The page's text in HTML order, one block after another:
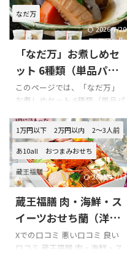
なだ万
2026/7/20
「なだ万」お煮しめセ
ット 6種類（単品パッ
ク・冷蔵）の口コミを
まとめてみました!!!
このページでは、「なだ万」
お煮しめセット 6種類（単品パ
します。 Xでの口コミ 「なだ
万」お煮しめセット 6種類（単
品パック・冷蔵）を購入の際
の参考に是非どうぞ!!! 「なだ
万」お煮しめセット 6種類（単
品パック・冷蔵）のXでの口コ
ミ なだ万厨房、おせち単品で
買えるの助かる
近年は重箱
食や中華まで入っているような
1万円以下 2万円以内 2～3人前
あ10all おつまみおせち
蔵王福膳 2025/11/17
蔵王福膳 肉・海鮮・ス
イーツおせち蘭（洋風
オードブル）の口コミ
をまとめてみました!!!
Xでの口コミ 悪い口コミ 良い
口コミ 蔵王福膳 肉・海鮮・ス